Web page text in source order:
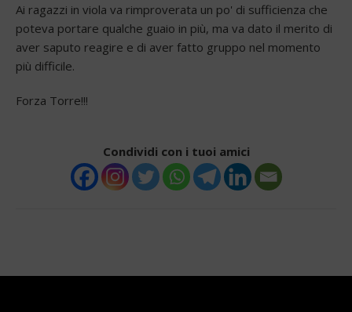
Ai ragazzi in viola va rimproverata un po' di sufficienza che
poteva portare qualche guaio in più, ma va dato il merito di
aver saputo reagire e di aver fatto gruppo nel momento
più difficile.
Forza Torre!!!
Condividi con i tuoi amici